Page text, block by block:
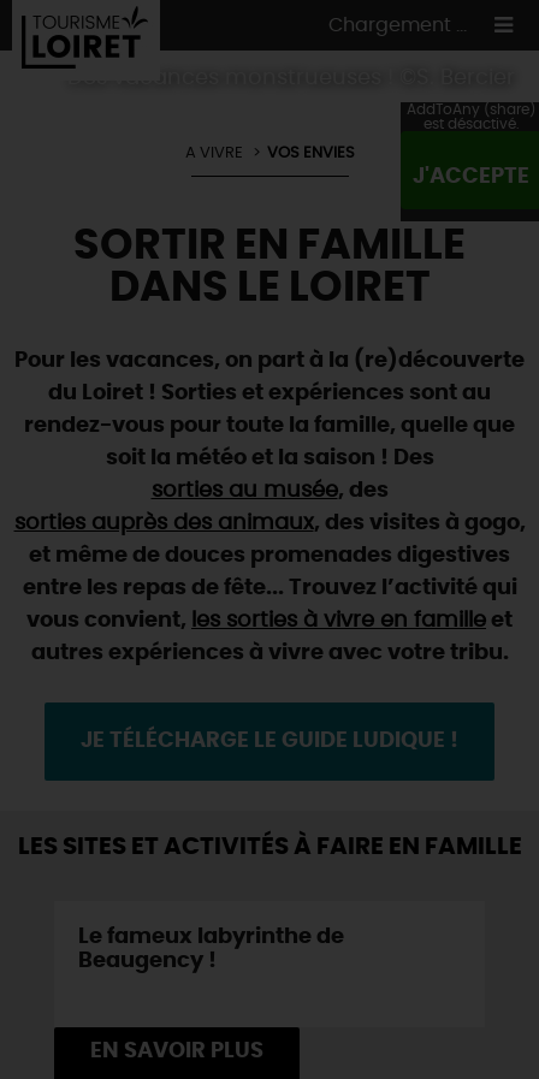
Chargement ...
VOS ENVIES
LES INCONTOURNABLESMADE IN LOIRET
HÉBERGEMENTS
HÉBERGEMENTS
RÉSERVERMAINTENANT
CULTURE
NATURE
VILLES & VILLAGES
TOUTES LES VISITES
TOUS ÀL'EAU !
EN MODENATURE& AVENTURE
...ETAUSSI
TOUTES LES ACTIVITÉS
Où manger
Maîtresrestaurateurs
marchés
Artistes et Artisans d'Art
Nosspécialités du terroiretproducteurs
Visitesgourmandeset créatives
Vins etvignobles
Chic, une aire de pique-nique
Par ici lesguinguettes
A NE PAS
RATER
Avis de fraicheur ici pour éviter la chaleur 🥵
Des vacances auprès des animaux 🐎
(re)Découvrir les coulisses de la Faïencerie de
Gien !
Une saison de festivals 🎉
Rendez-vous de la nature en 2026
Des sorties en famille dans le Loiret !
Où sortir ?
AUJOURD'HUI
TOURISME &HANDICAP
SE REPÉRER,SE DÉPLACER
INFOS & SERVICES
RÉSERVERMAINTENANT
A VIVRE VOS ENVIES
SORTIR EN FAMILLE
DANS LE LOIRET
Pour les vacances, on part à la (re)découverte
du Loiret ! Sorties et expériences sont au
rendez-vous pour toute la famille, quelle que
soit la météo et la saison ! Des
sorties au musée, des
sorties auprès des animaux, des visites à gogo,
et même de douces promenades digestives
entre les repas de fête... Trouvez l’activité qui
vous convient, les sorties à vivre en famille et
autres expériences à vivre avec votre tribu.
JE TÉLÉCHARGE LE GUIDE LUDIQUE !
LES SITES ET ACTIVITÉS À FAIRE EN FAMILLE
Le fameux labyrinthe de
Beaugency !
EN SAVOIR PLUS
AddToAny (share)
est désactivé.
J'ACCEPTE